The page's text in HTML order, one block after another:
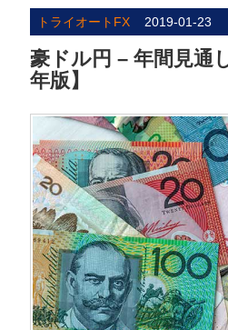
トライオートFX 2019-01-23
豪ドル円 – 年間見通
年版】